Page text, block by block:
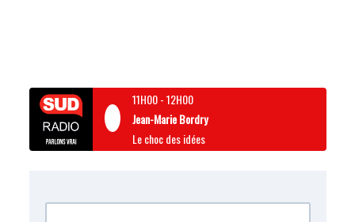
11H00-12H00
Jean-Marie Bordry
Le choc des idées